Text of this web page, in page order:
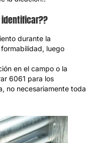
?
durante la
, luego
en el campo o la
6061 para los
, no necesariamente toda